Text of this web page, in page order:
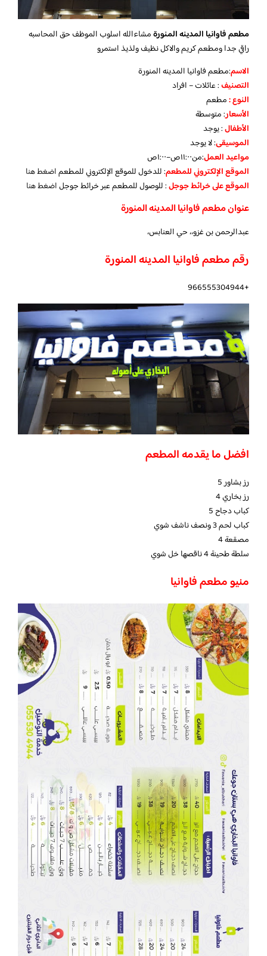
مطعم فاوانيا المدينه المنورةمشاءالله اسلوب الموظف حق المحاسبه
راقي جدا ومطعم كريم والاكل نظيف ولذيذ استمرو
الاسم:مطعم فاوانيا المدينه المنورة
التصنيف: عائلات – افراد
النوع :مطعم
الأسعار:متوسطة
الأطفال:يوجد
الموسيقى:لا يوجد
مواعيد العمل:من١١:٠٠ص–١:٠٠ص
الموقع الإلكتروني للمطعم: للدخول للموقع الإلكتروني للمطعماضغط هنا
الموقع على خرائط جوجل: للوصول للمطعم عبر خرائط جوجلاضغط هنا
عنوان مطعم فاوانيا المدينه المنورة
عبدالرحمن بن غزو،، حي العنابس،
رقم مطعم فاوانيا المدينه المنورة
+966555304944
افضل ما يقدمه المطعم
رز بشاور 5
رز بخاري 4
كباب دجاح 5
كباب لحم 3 ونصف ناشف شوي
مصقعة 4
سلطة طحينة 4 ناقصها خل شوي
منيو مطعم فاوانيا